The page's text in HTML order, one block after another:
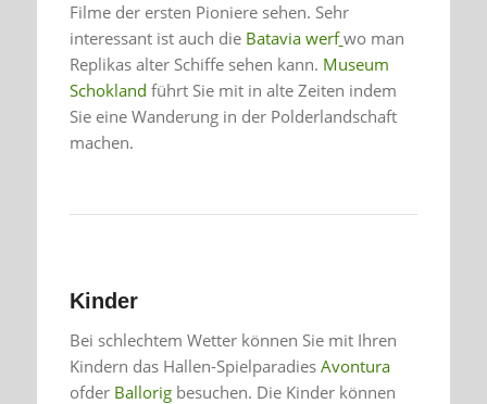
Filme der ersten Pioniere sehen. Sehr
interessant ist auch die Batavia werf wo man
Replikas alter Schiffe sehen kann. Museum
Schokland führt Sie mit in alte Zeiten indem
Sie eine Wanderung in der Polderlandschaft
machen.
Kinder
Bei schlechtem Wetter können Sie mit Ihren
Kindern das Hallen-Spielparadies Avontura
ofder Ballorigbesuchen. Die Kinder können